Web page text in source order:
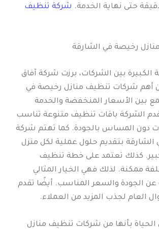
حتى نهاية الخدمة. شركة تنظيف
رخيصة في الشارقة
بين الشركات، برزت شركة آفاق
أهم شركات تنظيف منازل رخيصة في
بين الأسعار المنخفضة والخدمة
الشركة باقات تنظيف متنوعة تناسب
دون المساس بالجودة. كما تهتم شركة
الشارقة بتقديم حلول عملية لكل منزل
كذلك تعتمد على خطة تنظيف
ممكنة. لذلك فهي الخيار المثالي
عن الجودة والسعر المناسب. أيضًا تقدم
العام لجذب المزيد من العملاء.
الحياة بأنها من شركات تنظيف منازل